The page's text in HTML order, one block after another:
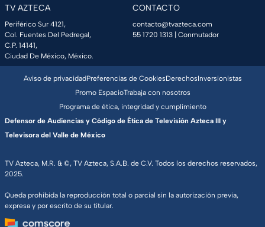
TV AZTECA
Periférico Sur 4121,
Col. Fuentes Del Pedregal,
C.P. 14141,
Ciudad De México, México.
CONTACTO
contacto@tvazteca.com
55 1720 1313 | Conmutador
TV Azteca, M.R. & ©, TV Azteca, S.A.B. de C.V. Todos los derechos reservados,
2025.
Queda prohibida la reproducción total o parcial sin la autorización previa,
expresa y por escrito de su titular.
Aviso de privacidadPreferencias de CookiesDerechosInversionistas
Promo EspacioTrabaja con nosotros
Programa de ética, integridad y cumplimiento
Defensor de Audiencias y Código de Ética de Televisión Azteca III y
Televisora del Valle de México